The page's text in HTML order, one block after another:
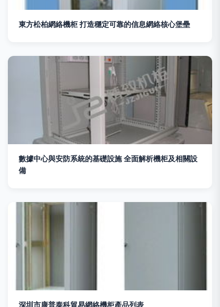
東方松柏網絡機柜 打造穩定可靠的信息網絡核心堡壘
數據中心與安防系統的基礎設施 全面解析機柜及相關設
備
深圳市康普泰科貿易網絡機柜產品列表